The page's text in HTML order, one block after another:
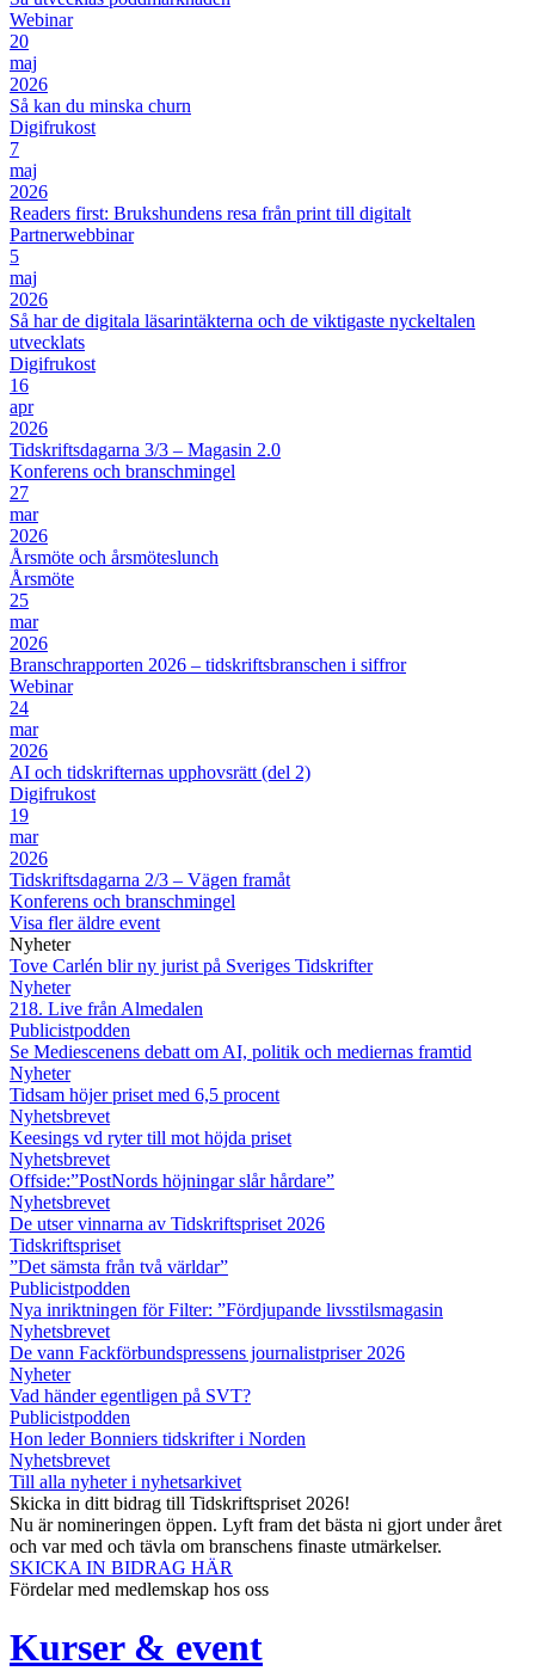
Webinar
20
maj
2026
Så kan du minska churn
Digifrukost
7
maj
2026
Readers first: Brukshundens resa från print till digitalt
Partnerwebbinar
5
maj
2026
Så har de digitala läsarintäkterna och de viktigaste nyckeltalen
utvecklats
Digifrukost
16
apr
2026
Tidskriftsdagarna 3/3 – Magasin 2.0
Konferens och branschmingel
27
mar
2026
Årsmöte och årsmöteslunch
Årsmöte
25
mar
2026
Branschrapporten 2026 – tidskriftsbranschen i siffror
Webinar
24
mar
2026
AI och tidskrifternas upphovsrätt (del 2)
Digifrukost
19
mar
2026
Tidskriftsdagarna 2/3 – Vägen framåt
Konferens och branschmingel
Visa fler äldre event
Nyheter
Tove Carlén blir ny jurist på Sveriges Tidskrifter
Nyheter
218. Live från Almedalen
Publicistpodden
Se Mediescenens debatt om AI, politik och mediernas framtid
Nyheter
Tidsam höjer priset med 6,5 procent
Nyhetsbrevet
Keesings vd ryter till mot höjda priset
Nyhetsbrevet
Offside:”PostNords höjningar slår hårdare”
Nyhetsbrevet
De utser vinnarna av Tidskriftspriset 2026
Tidskriftspriset
”Det sämsta från två världar”
Publicistpodden
Nya inriktningen för Filter: ”Fördjupande livsstilsmagasin
Nyhetsbrevet
De vann Fackförbundspressens journalistpriser 2026
Nyheter
Vad händer egentligen på SVT?
Publicistpodden
Hon leder Bonniers tidskrifter i Norden
Nyhetsbrevet
Till alla nyheter i nyhetsarkivet
Skicka in ditt bidrag till Tidskriftspriset 2026!
Nu är nomineringen öppen. Lyft fram det bästa ni gjort under året
och var med och tävla om branschens finaste utmärkelser.
SKICKA IN BIDRAG HÄR
Fördelar med medlemskap hos oss
Kurser & event